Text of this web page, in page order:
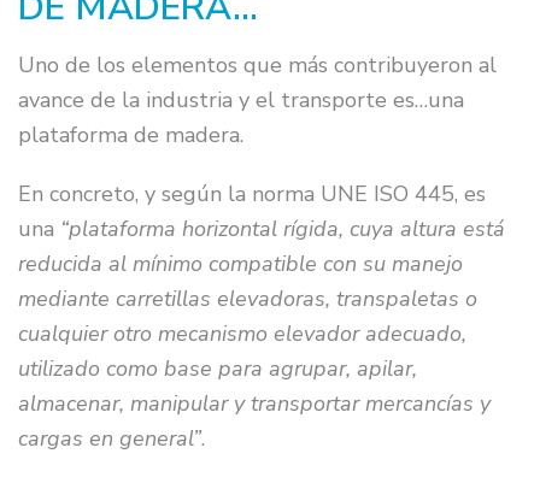
Uno de los elementos que más contribuyeron al
avance de la industria y el transporte es…una
plataforma de madera.
En concreto, y según la norma UNE ISO 445, es
una “plataforma horizontal rígida, cuya altura está
reducida al mínimo compatible con su manejo
mediante carretillas elevadoras, transpaletas o
cualquier otro mecanismo elevador adecuado,
utilizado como base para agrupar, apilar,
almacenar, manipular y transportar mercancías y
cargas en general”.